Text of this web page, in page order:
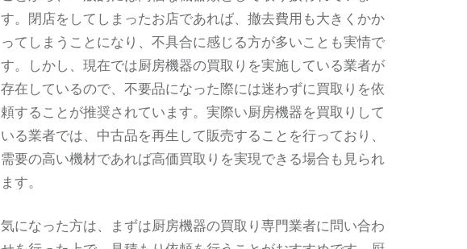
す。閉店をしてしまったお店であれば、撤去費用も大きくかか
ってしまうことになり、不具合に感じる方が多いことも実情で
す。しかし、現在では厨房機器の買取りを実施している業者が
存在しているので、不要品になった際には迷わずに買取りを依
頼することが推奨されています。実際い厨房機器を買取りして
いる業者では、中古品を再生して販売することを行っており、
需要の高い機材であれば高価買取りを実現できる場合も見られ
ます。
気になった方は、まずは厨房機器の買取り専門業者に問い合わ